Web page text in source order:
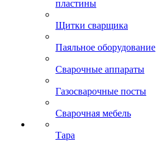
пластины
Щитки сварщика
Паяльное оборудование
Сварочные аппараты
Газосварочные посты
Сварочная мебель
Тара